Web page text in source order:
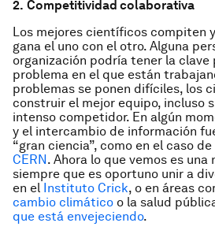
2. Competitividad colaborativa
Los mejores científicos compiten
gana el uno con el otro. Alguna
organización podría tener la
problema en el que están
problemas se ponen difíciles, los
construir el mejor equipo, incluso
intenso competidor. En algún
y el intercambio de información
“gran ciencia”, como en el caso de
CERN. Ahora lo que vemos es una
siempre que es oportuno unir a
en el Instituto Crick, o en áreas
cambio climático o la salud
que está envejeciendo.